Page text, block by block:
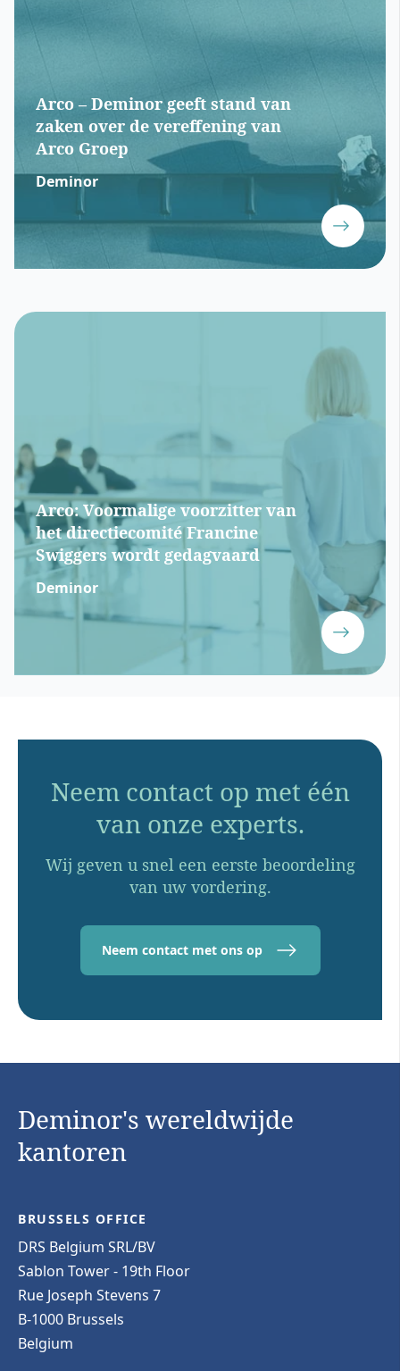
Arco – Deminor geeft stand van
zaken over de vereffening van
Arco Groep
Deminor
Arco: Voormalige voorzitter van
het directiecomité Francine
Swiggers wordt gedagvaard
Deminor
Neem contact op met één
van onze experts.
Wij geven u snel een eerste beoordeling
van uw vordering.
Neem contact met ons op
Deminor's wereldwijde
kantoren
BRUSSELS OFFICE
DRS Belgium SRL/BV
Sablon Tower - 19th Floor
Rue Joseph Stevens 7
B-1000 Brussels
Belgium